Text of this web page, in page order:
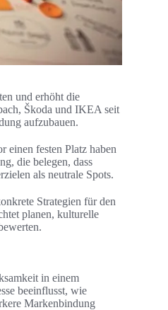
und erhöht die
Škoda und IKEA seit
aufzubauen.
einen festen Platz haben
die belegen, dass
als neutrale Spots.
Strategien für den
planen, kulturelle
in einem
beeinflusst, wie
Markenbindung